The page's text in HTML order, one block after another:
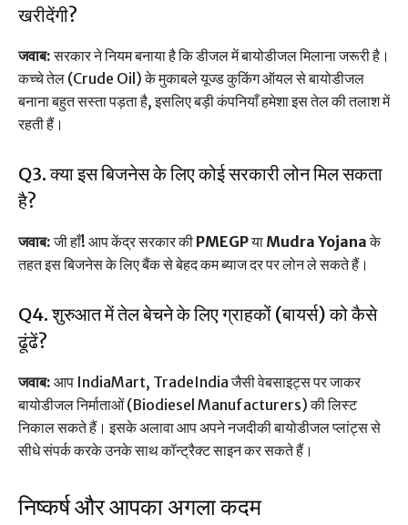
खरीदेंगी?
जवाब:सरकार ने नियम बनाया है कि डीजल में बायोडीजल मिलाना जरूरी है।
कच्चे तेल (Crude Oil) के मुकाबले यूज्ड कुकिंग ऑयल से बायोडीजल
बनाना बहुत सस्ता पड़ता है, इसलिए बड़ी कंपनियाँ हमेशा इस तेल की तलाश में
रहती हैं।
Q3. क्या इस बिजनेस के लिए कोई सरकारी लोन मिल सकता
है?
जवाब:जी हाँ! आप केंद्र सरकार की PMEGPया Mudra Yojanaके
तहत इस बिजनेस के लिए बैंक से बेहद कम ब्याज दर पर लोन ले सकते हैं।
Q4. शुरुआत में तेल बेचने के लिए ग्राहकों (बायर्स) को कैसे
ढूंढें?
जवाब: आप IndiaMart, TradeIndia जैसी वेबसाइट्स पर जाकर
बायोडीजल निर्माताओं (Biodiesel Manufacturers) की लिस्ट
निकाल सकते हैं। इसके अलावा आप अपने नजदीकी बायोडीजल प्लांट्स से
सीधे संपर्क करके उनके साथ कॉन्ट्रैक्ट साइन कर सकते हैं।
निष्कर्ष और आपका अगला कदम